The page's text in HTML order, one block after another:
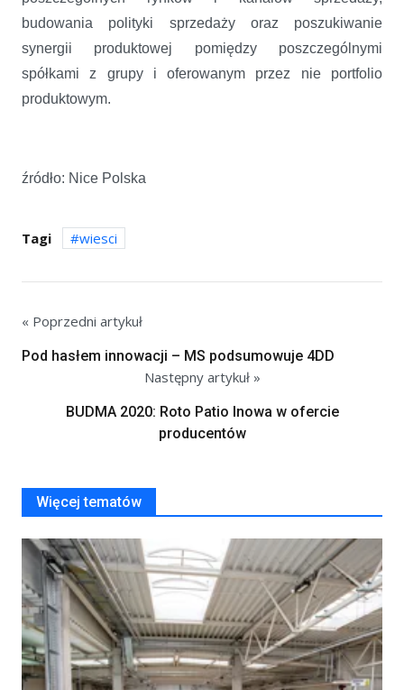
budowania polityki sprzedaży oraz poszukiwanie
synergii produktowej pomiędzy poszczególnymi
spółkami z grupy i oferowanym przez nie portfolio
produktowym.
źródło: Nice Polska
Tagi wiesci
« Poprzedni artykuł
Pod hasłem innowacji – MS podsumowuje 4DD
Następny artykuł »
BUDMA 2020: Roto Patio Inowa w ofercie
producentów
Więcej tematów